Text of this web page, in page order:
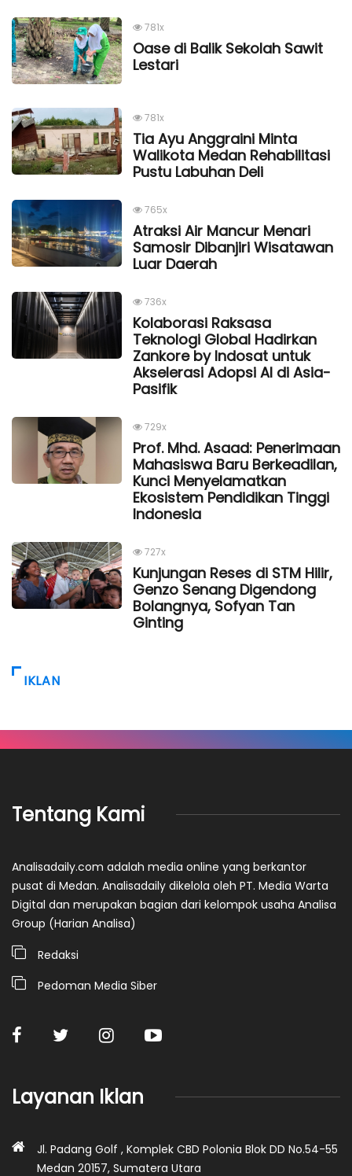
781x
Oase di Balik Sekolah Sawit
Lestari
781x
Tia Ayu Anggraini Minta
Walikota Medan Rehabilitasi
Pustu Labuhan Deli
765x
Atraksi Air Mancur Menari
Samosir Dibanjiri Wisatawan
Luar Daerah
736x
Kolaborasi Raksasa
Teknologi Global Hadirkan
Zankore by Indosat untuk
Akselerasi Adopsi AI di Asia-
Pasifik
729x
Prof. Mhd. Asaad: Penerimaan
Mahasiswa Baru Berkeadilan,
Kunci Menyelamatkan
Ekosistem Pendidikan Tinggi
Indonesia
727x
Kunjungan Reses di STM Hilir,
Genzo Senang Digendong
Bolangnya, Sofyan Tan
Ginting
IKLAN
Tentang Kami
Analisadaily.com adalah media online yang berkantor
pusat di Medan. Analisadaily dikelola oleh PT. Media Warta
Digital dan merupakan bagian dari kelompok usaha Analisa
Group (Harian Analisa)
Redaksi
Pedoman Media Siber
Layanan Iklan
Jl. Padang Golf , Komplek CBD Polonia Blok DD No.54-55
Medan 20157, Sumatera Utara